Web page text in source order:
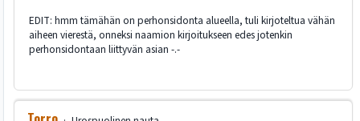
EDIT: hmm tämähän on perhonsidonta alueella, tuli kirjoteltua vähän
aiheen vierestä, onneksi naamion kirjoitukseen edes jotenkin
perhonsidontaan liittyvän asian -.-